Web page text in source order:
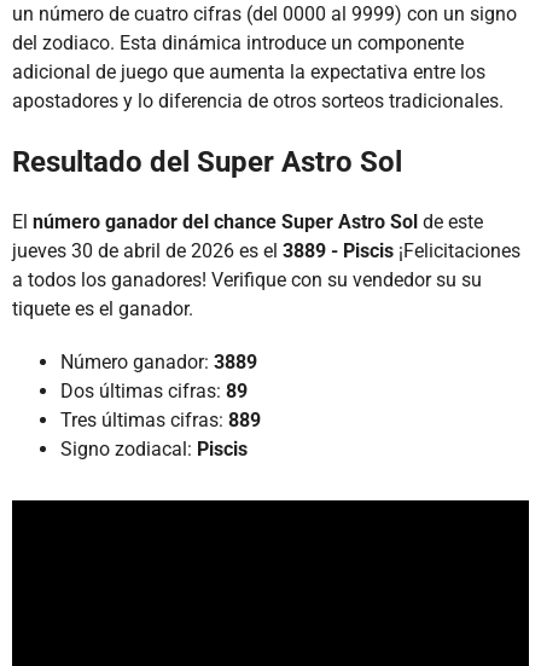
un número de cuatro cifras (del 0000 al 9999) con un signo
del zodiaco. Esta dinámica introduce un componente
adicional de juego que aumenta la expectativa entre los
apostadores y lo diferencia de otros sorteos tradicionales.
Resultado del Super Astro Sol
El número ganador del chance Super Astro Sol de este
jueves 30 de abril de 2026 es el 3889 - Piscis ¡Felicitaciones
a todos los ganadores! Verifique con su vendedor su su
tiquete es el ganador.
Número ganador: 3889
Dos últimas cifras: 89
Tres últimas cifras: 889
Signo zodiacal: Piscis